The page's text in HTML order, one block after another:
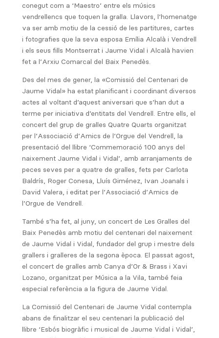
conegut com a ‘Maestro’ entre els músics
vendrellencs que toquen la gralla. Llavors, l’homenatge
va ser amb motiu de la cessió de les partitures, cartes
i fotografies que la seva esposa Emília Alcalà i Vendrell
i els seus fills Montserrat i Jaume Vidal i Alcalà havien
fet a l’Arxiu Comarcal del Baix Penedès.
Des del mes de gener, la «Comissió del Centenari de
Jaume Vidal» ha estat planificant i coordinant diversos
actes al voltant d’aquest aniversari que s’han dut a
terme per iniciativa d’entitats del Vendrell. Entre ells, el
concert del grup de gralles Quatre Quarts organitzat
per l’Associació d’Amics de l’Orgue del Vendrell, la
presentació del llibre ‘Commemoració 100 anys del
naixement Jaume Vidal i Vidal’, amb arranjaments de
peces seves per a quatre de gralles, fets per Carlota
Baldrís, Roger Conesa, Lluís Giménez, Ivan Joanals i
David Valera, i editat per l’Associació d’Amics de
l’Orgue de Vendrell.
També s’ha fet, al juny, un concert de Les Gralles del
Baix Penedès amb motiu del centenari del naixement
de Jaume Vidal i Vidal, fundador del grup i mestre dels
grallers i gralleres de la segona època. El passat agost,
el concert de gralles amb Canya d’Or & Brass i Xavi
Lozano, organitzat per Música a la Vila, també feia
especial referència a la figura de Jaume Vidal.
La Comissió del Centenari de Jaume Vidal contempla
abans de finalitzar el seu centenari la publicació del
llibre ‘Esbós biogràfic i musical de Jaume Vidal i Vidal’,